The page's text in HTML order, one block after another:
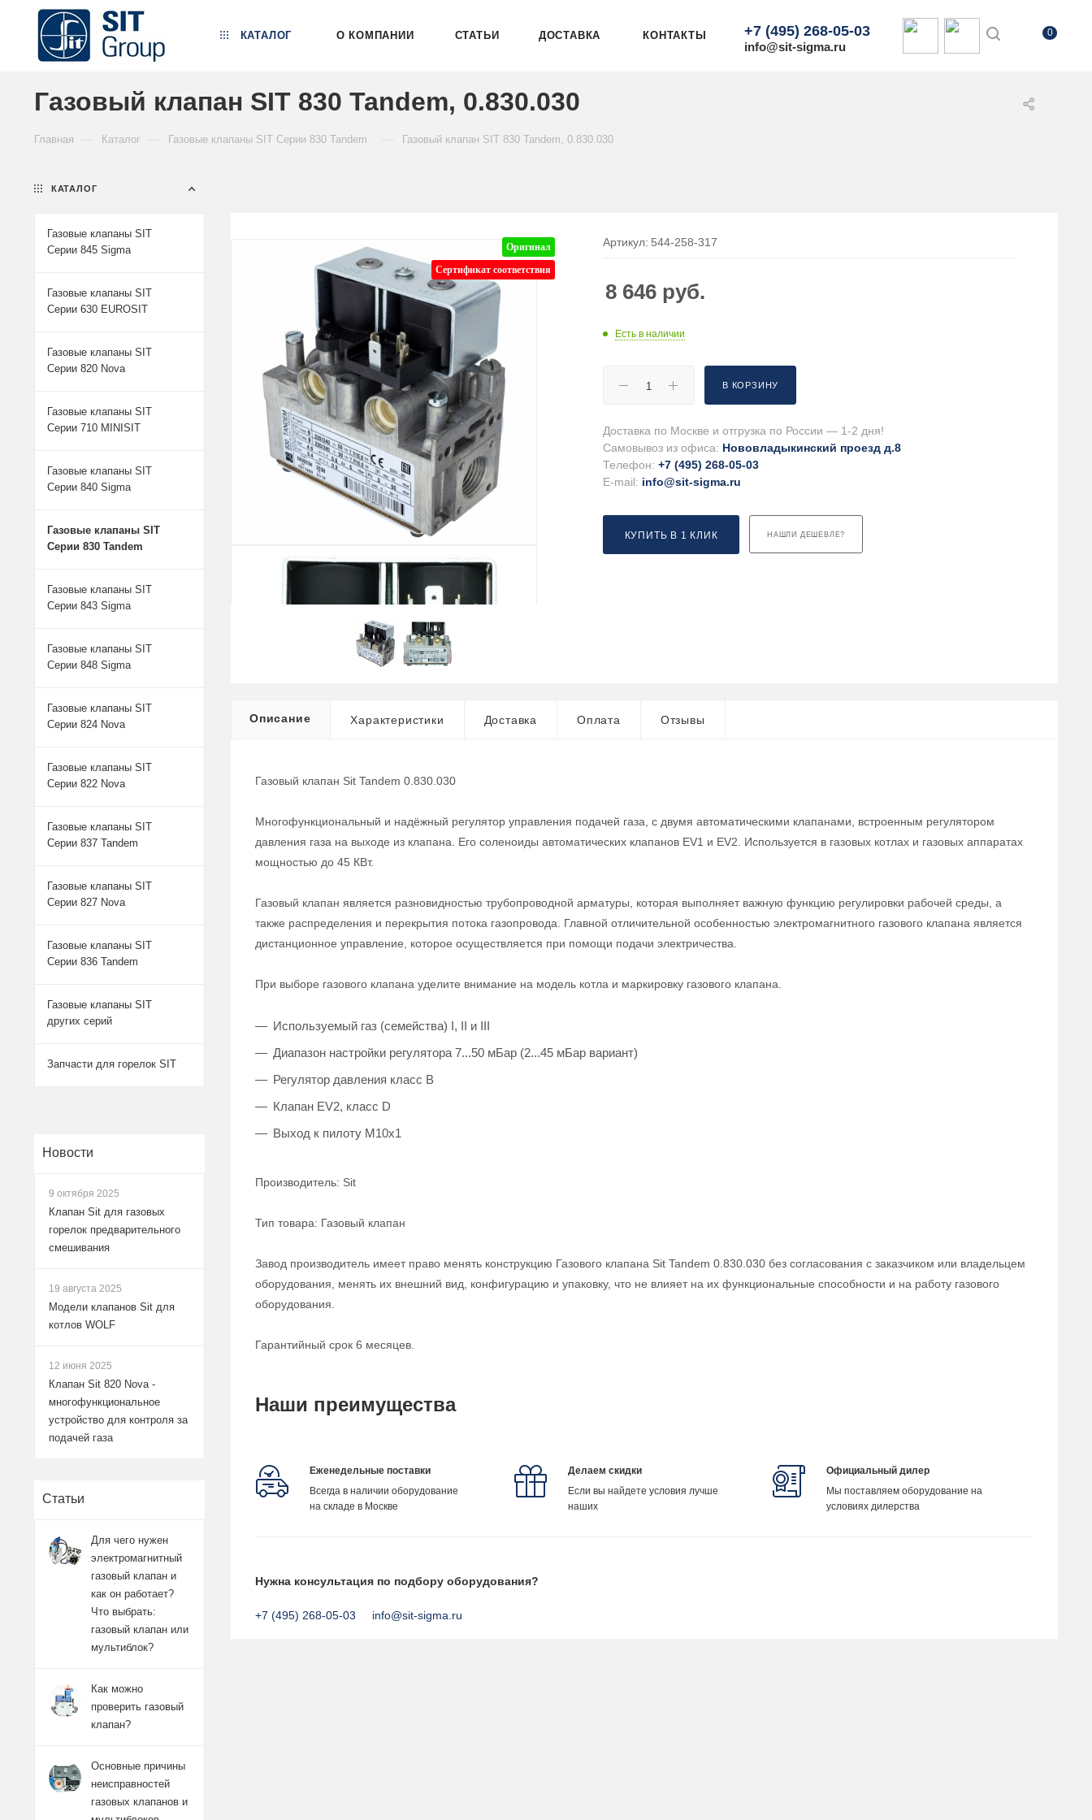
КАТАЛОГ О КОМПАНИИ СТАТЬИ ДОСТАВКА КОНТАКТЫ +7 (495) 268-05-03
info@sit-sigma.ru
0
Газовый клапан SIT 830 Tandem, 0.830.030
Главная Каталог Газовые клапаны SIT Серии 830 Tandem Газовый клапан SIT 830 Tandem, 0.830.030
Оригинал
Сертификат соответствия
Артикул: 544-258-317
8 646 руб.
Есть в наличии
В КОРЗИНУ
Доставка по Москве и отгрузка по России — 1-2 дня!
Самовывоз из офиса: Нововладыкинский проезд д.8
Телефон:+7 (495) 268-05-03
E-mail: info@sit-sigma.ru
КУПИТЬ В 1 КЛИК НАШЛИ ДЕШЕВЛЕ?
Описание Характеристики Доставка Оплата Отзывы
Газовый клапан Sit Tandem 0.830.030
Многофункциональный и надёжный регулятор управления подачей газа, с двумя автоматическими клапанами, встроенным регулятором
давления газа на выходе из клапана. Его соленоиды автоматических клапанов EV1 и EV2. Используется в газовых котлах и газовых аппаратах
мощностью до 45 КВт.
Газовый клапан является разновидностью трубопроводной арматуры, которая выполняет важную функцию регулировки рабочей среды, а
также распределения и перекрытия потока газопровода. Главной отличительной особенностью электромагнитного газового клапана является
дистанционное управление, которое осуществляется при помощи подачи электричества.
При выборе газового клапана уделите внимание на модель котла и маркировку газового клапана.
Используемый газ (семейства) I, II и III
Диапазон настройки регулятора 7...50 мБар (2...45 мБар вариант)
Регулятор давления класс B
Клапан EV2, класс D
Выход к пилоту M10x1
Производитель: Sit
Тип товара: Газовый клапан
Завод производитель имеет право менять конструкцию Газового клапана Sit Tandem 0.830.030 без согласования с заказчиком или владельцем
оборудования, менять их внешний вид, конфигурацию и упаковку, что не влияет на их функциональные способности и на работу газового
оборудования.
Гарантийный срок 6 месяцев.
Наши преимущества
Еженедельные поставки
Всегда в наличии оборудование
на складе в Москве
Делаем скидки
Если вы найдете условия лучше
наших
Официальный дилер
Мы поставляем оборудование на
условиях дилерства
Нужна консультация по подбору оборудования?
+7 (495) 268-05-03 info@sit-sigma.ru
КАТАЛОГ
Газовые клапаны SIT
Серии 845 Sigma
Газовые клапаны SIT
Серии 630 EUROSIT
Газовые клапаны SIT
Серии 820 Nova
Газовые клапаны SIT
Серии 710 MINISIT
Газовые клапаны SIT
Серии 840 Sigma
Газовые клапаны SIT
Серии 830 Tandem
Газовые клапаны SIT
Серии 843 Sigma
Газовые клапаны SIT
Серии 848 Sigma
Газовые клапаны SIT
Серии 824 Nova
Газовые клапаны SIT
Серии 822 Nova
Газовые клапаны SIT
Серии 837 Tandem
Газовые клапаны SIT
Серии 827 Nova
Газовые клапаны SIT
Серии 836 Tandem
Газовые клапаны SIT
других серий
Запчасти для горелок SIT
Новости
9 октября 2025
Клапан Sit для газовых
горелок предварительного
смешивания
19 августа 2025
Модели клапанов Sit для
котлов WOLF
12 июня 2025
Клапан Sit 820 Nova -
многофункциональное
устройство для контроля за
подачей газа
Статьи
Для чего нужен
электромагнитный
газовый клапан и
как он работает?
Что выбрать:
газовый клапан или
мультиблок?
Как можно
проверить газовый
клапан?
Основные причины
неисправностей
газовых клапанов и